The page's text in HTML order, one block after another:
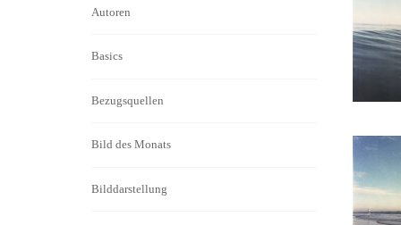
Autoren
Basics
Bezugsquellen
Bild des Monats
Bilddarstellung